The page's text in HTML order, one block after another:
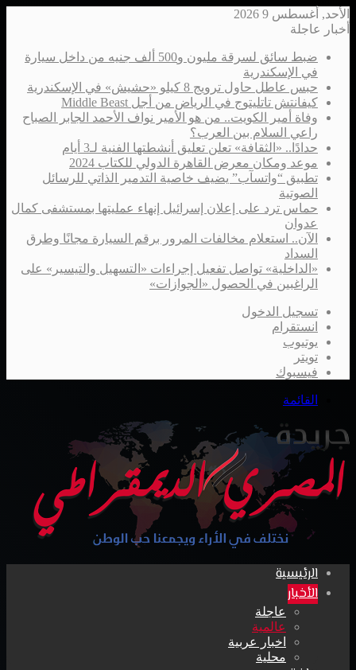
الأحد, أغسطس 9 2026
أخبار عاجلة
ضبط سائق لسرقة مليون و500 ألف جنيه من داخل سيارة
في الإسكندرية
حبس عاطل حاول ترويج 8 كيلو «حشيش» في الإسكندرية
كيفانتش تاتليتوج في الرياض من أجل Middle Beast
وفاة أمير الكويت.. من هو الأمير نواف الأحمد الجابر الصباح
راعي السلام بين العرب؟
حدادًا.. «الثقافة» تعلن تعليق أنشطتها الفنية لـ3 أيام
موعد ومكان معرض القاهرة الدولي للكتاب 2024
تطبيق “واتسآب” يضيف خاصية التدمير الذاتي للرسائل
الصوتية
حماس ترد على إعلان إسرائيل إنهاء عمليتها بمستشفى كمال
عدوان
الآن.. استعلام مخالفات المرور برقم السيارة مجانًا وطرق
السداد
«الداخلية» تواصل تفعيل إجراءات «التسهيل والتيسير» على
الراغبين في الحصول «الجوازات»
تسجيل الدخول
انستقرام
يوتيوب
تويتر
فيسبوك
القائمة
الرئيسية
الأخبار
عاجلة
عالمية
اخبار عربية
محلية